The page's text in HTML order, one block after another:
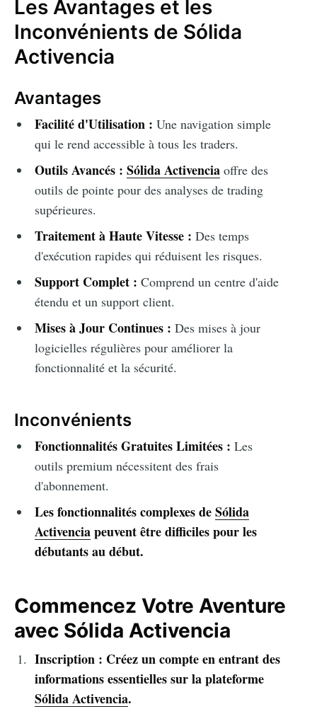
Les Avantages et les
Inconvénients de Sólida
Activencia
Avantages
Facilité d'Utilisation : Une navigation simple
qui le rend accessible à tous les traders.
Outils Avancés : Sólida Activenciaoffre des
outils de pointe pour des analyses de trading
supérieures.
Traitement à Haute Vitesse : Des temps
d'exécution rapides qui réduisent les risques.
Support Complet : Comprend un centre d'aide
étendu et un support client.
Mises à Jour Continues : Des mises à jour
logicielles régulières pour améliorer la
fonctionnalité et la sécurité.
Inconvénients
Fonctionnalités Gratuites Limitées : Les
outils premium nécessitent des frais
d'abonnement.
Les fonctionnalités complexes deSólida
Activenciapeuvent être difficiles pour les
débutants au début.
Commencez Votre Aventure
avec Sólida Activencia
Inscription : Créez un compte en entrant des
informations essentielles sur la plateforme
Sólida Activencia.